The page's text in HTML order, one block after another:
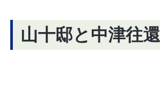
山十邸と中津往還